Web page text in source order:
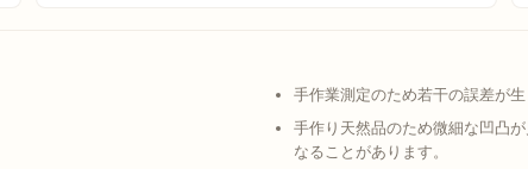
手作業測定のため若干の誤差が
手作り天然品のため微細な凹凸
なることがあります。